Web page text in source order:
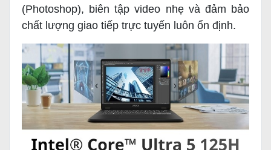
(Photoshop), biên tập video nhẹ và đảm bảo
chất lượng giao tiếp trực tuyến luôn ổn định.